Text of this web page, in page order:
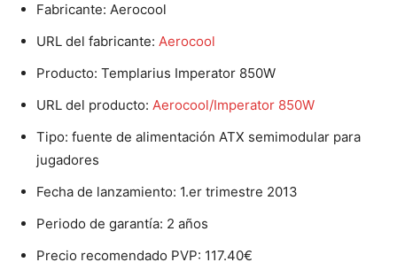
Fabricante: Aerocool
URL del fabricante: Aerocool
Producto: Templarius Imperator 850W
URL del producto: Aerocool/Imperator 850W
Tipo: fuente de alimentación ATX semimodular para
jugadores
Fecha de lanzamiento: 1.er trimestre 2013
Periodo de garantía: 2 años
Precio recomendado PVP: 117.40€